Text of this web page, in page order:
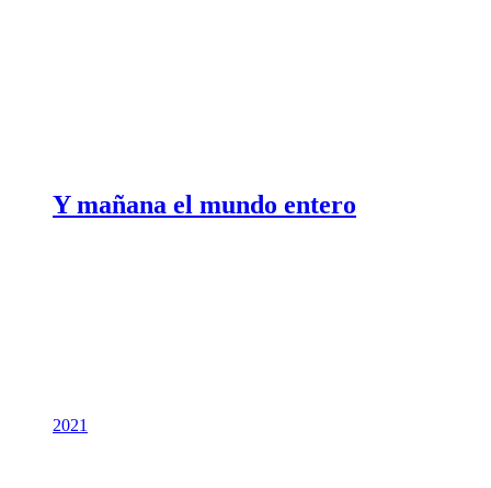
Y mañana el mundo entero
2021